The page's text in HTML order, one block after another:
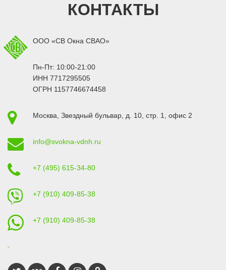
КОНТАКТЫ
ООО «СВ Окна СВАО»
Пн-Пт: 10:00-21:00
ИНН 7717295505
ОГРН 1157746674458
Москва Звездный бульвар, д. 10, стр. 1 , офис 2
info@svokna-vdnh.ru
+7 (495) 615-34-80
+7 (910) 409-85-38
+7 (910) 409-85-38